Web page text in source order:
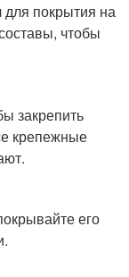
для покрытия на
чтобы
закрепить
крепежные
его